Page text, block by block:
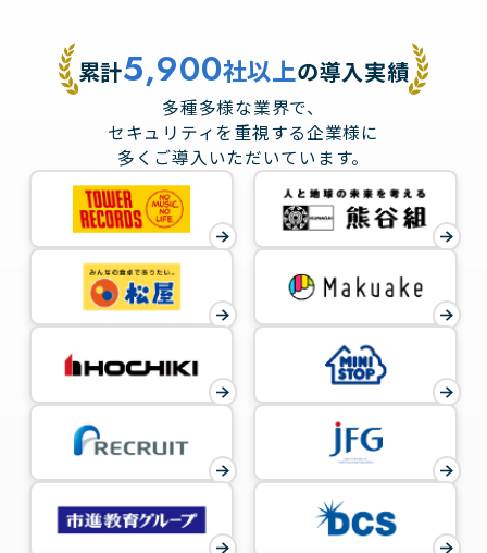
計
以
上
累計5,900社以上の導入実績
多種多様な業界で、
セキュリティを重視する企業様に
多くご導入いただいています。